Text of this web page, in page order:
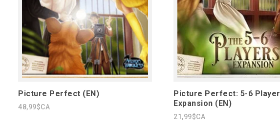
Picture Perfect (EN)
48,99$CA
Picture Perfect: 5-6 Player
Expansion (EN)
21,99$CA